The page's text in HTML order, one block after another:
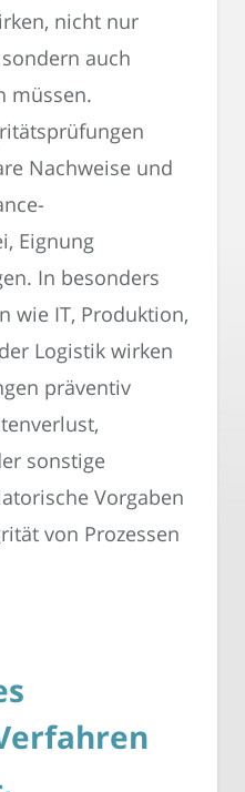
nicht nur
auch
müssen.
Nachweise und
Eignung
In besonders
wie IT, Produktion,
Logistik wirken
präventiv
sonstige
Vorgaben
von Prozessen